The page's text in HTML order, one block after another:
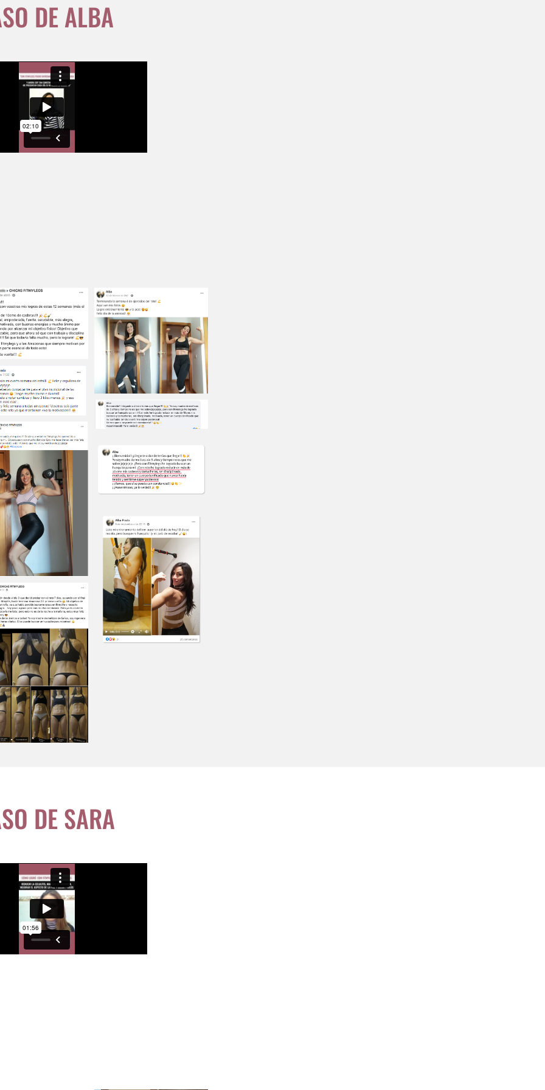
DE ALBA
DE SARA